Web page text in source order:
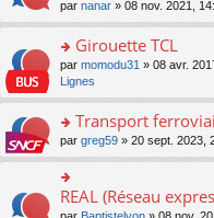
nt
s
ré
e
nt
le
u
s
ré
c
nt
n
o
n
le
s
ré
c
e
nt
e
n
o
n
lu
pl
s
ré
le
m
e
s
s
e
n
o
n
lu
o
n
ult
er
le
m
e
s
a
e
par nanar » 08 nov. 2021,
o
s
er
le
m
e
s
s
Girouette TCL
par momodu31 » 08 avr.
Lignes
o
n
s
ult
er
Transport
par greg59 » 20 sept. 2023,
o
n
REAL (Réseau